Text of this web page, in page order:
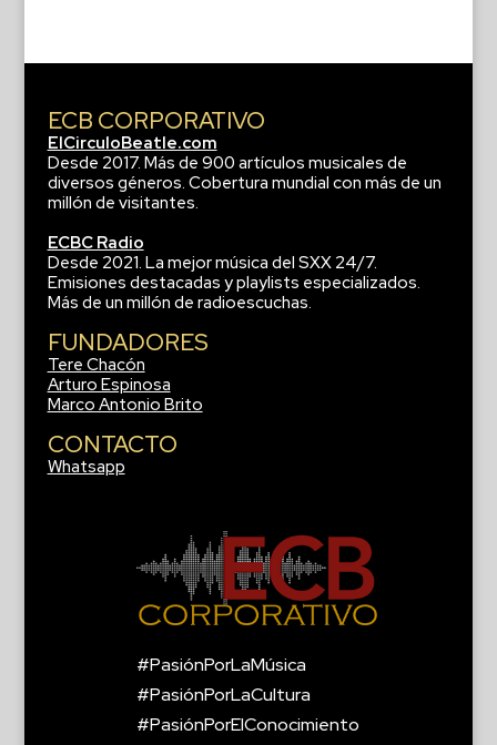
ECB CORPORATIVO
ElCirculoBeatle.com
Desde 2017. Más de 900 artículos musicales de
diversos géneros. Cobertura mundial con más de un
millón de visitantes.
ECBC Radio
Desde 2021. La mejor música del SXX 24/7.
Emisiones destacadas y playlists especializados.
Más de un millón de radioescuchas.
FUNDADORES
Tere Chacón
Arturo Espinosa
Marco Antonio Brito
CONTACTO
Whatsapp
#PasiónPorLaMúsica
#PasiónPorLaCultura
#PasiónPorElConocimiento